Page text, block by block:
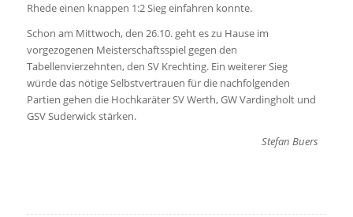
Rhede einen knappen 1:2 Sieg einfahren konnte.
Schon am Mittwoch, den 26.10. geht es zu Hause im
vorgezogenen Meisterschaftsspiel gegen den
Tabellenvierzehnten, den SV Krechting. Ein weiterer Sieg
würde das nötige Selbstvertrauen für die nachfolgenden
Partien gehen die Hochkaräter SV Werth, GW Vardingholt und
GSV Suderwick stärken.
Stefan Buers